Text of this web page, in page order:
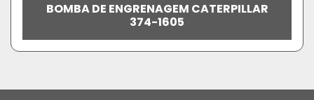
BOMBA DE ENGRENAGEM CATERPILLAR
374-1605